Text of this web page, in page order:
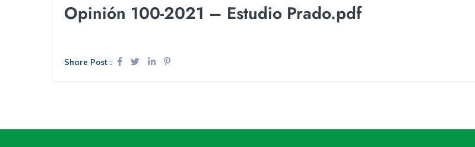
Opinión 100-2021 – Estudio Prado.pdf
Share Post :